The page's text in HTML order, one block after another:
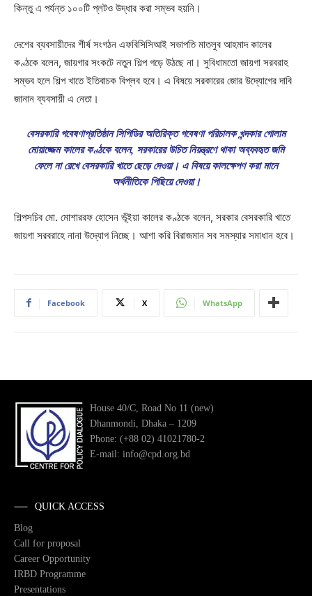
কিন্তু এ পর্যন্ত ১০০টি প্লটও উদ্ধার করা সম্ভব হয়নি।
দেশের ব্যবসায়ীদের শীর্ষ সংগঠন এফবিসিসিআই সভাপতি মাতলুব আহমাদ কালের
কণ্ঠকে বলেন, জায়গার সংকটে নতুন শিল্প গড়ে উঠছে না। সুবিধামতো জায়গা সরবরাহ
সম্ভব হলে শিল্প খাতে ইতিবাচক বিপ্লব হবে। এ বিষয়ে সরকারের জোর উদ্যোগের দাবি
জানান ব্যবসায়ী এ নেতা।
বেসরকারি গবেষণাপ্রতিষ্ঠান সিপিডির অতিরিক্ত গবেষণা পরিচালক খন্দকার গোলাম
মোয়াজ্জেম কালের কণ্ঠকে বলেন, সরকারের উচিত নিয়ন্ত্রণে থাকা অব্যবহৃত জমি
ফেলে না রেখে বেসরকারি খাতে ছেড়ে দেওয়া। এ বিষয়ে কালক্ষেপণ করা মানে
অর্থনীতিকে পিছিয়ে দেওয়া।
শিল্পসচিব মো. মোশাররফ হোসেন ভূঁইয়া কালের কণ্ঠকে বলেন, সরকার বেসরকারি খাতে
জায়গা সরবরাহে নানা উদ্যোগ নিচ্ছে। আশা করি বিরাজমান সব সমস্যার সমাধান হবে।
Facebook X WhatsApp
House 40/C, Road No 11 (new)
Dhanmondi, Dhaka – 1209
Phone: (+88 02) 41021780-2
E-mail: info@cpd.org.bd
QUICK ACCESS
Blog
Call for proposal
Career Opportunity
IRBD Programme
Presentations